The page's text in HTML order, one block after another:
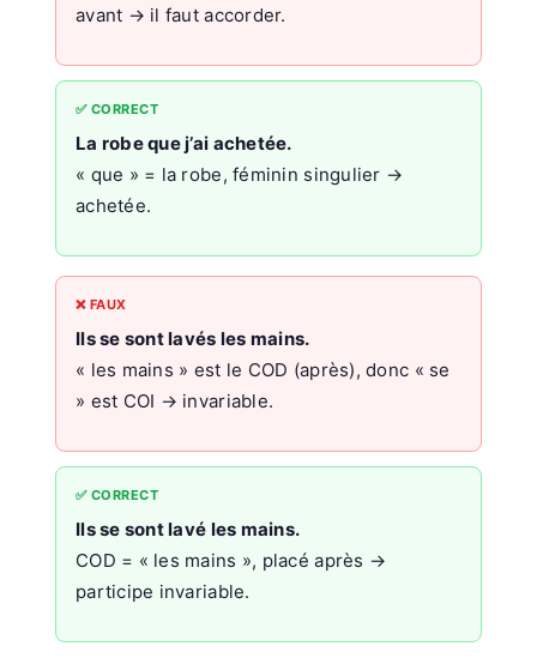
avant → il faut accorder.
✅ CORRECT
La robe que j’ai achetée.
« que » = la robe, féminin singulier →
achetée.
❌ FAUX
Ils se sont lavés les mains.
« les mains » est le COD (après), donc « se
» est COI → invariable.
✅ CORRECT
Ils se sont lavé les mains.
COD = « les mains », placé après →
participe invariable.